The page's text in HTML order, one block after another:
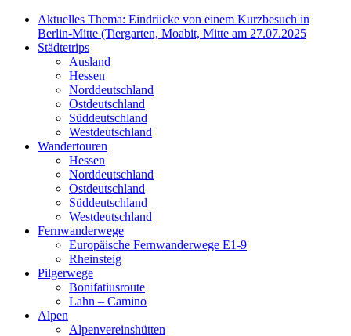
Aktuelles Thema: Eindrücke von einem Kurzbesuch in
Berlin-Mitte (Tiergarten, Moabit, Mitte am 27.07.2025
Städtetrips
Ausland
Hessen
Norddeutschland
Ostdeutschland
Süddeutschland
Westdeutschland
Wandertouren
Hessen
Norddeutschland
Ostdeutschland
Süddeutschland
Westdeutschland
Fernwanderwege
Europäische Fernwanderwege E1-9
Rheinsteig
Pilgerwege
Bonifatiusroute
Lahn – Camino
Alpen
Alpenvereinshütten